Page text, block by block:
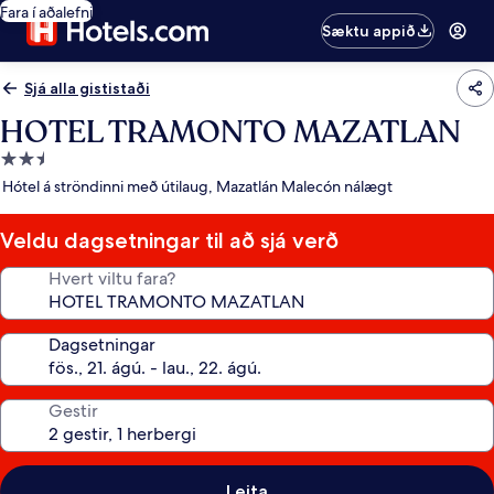
Fara í aðalefni
Sæktu appið
Sjá alla gististaði
HOTEL TRAMONTO MAZATLAN
2.5
stjörnu
Hótel á ströndinni með útilaug, Mazatlán Malecón nálægt
Veldu dagsetningar til að sjá verð
Hvert viltu fara?
Dagsetningar
Gestir